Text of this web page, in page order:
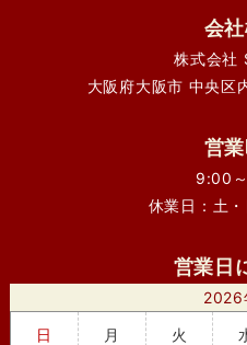
会
株式会社
大阪府大阪市 中央
営
9:00
休業日：土
営業日
2026
日
月 火